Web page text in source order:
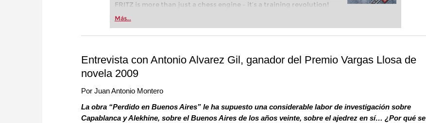
FRITZ is more than just a chess engine – it’s a training revolution!
Whether you’re taking your first steps into the world of club chess,
more efficiently, intelligently and with a more personalised
Más...
Entrevista con Antonio Alvarez Gil, ganador del Premio Vargas Llosa de
novela 2009
Por Juan Antonio Montero
La obra “Perdido en Buenos Aires” le ha supuesto una considerable labor de investigación sobre
Capablanca y Alekhine, sobre el Buenos Aires de los años veinte, sobre el ajedrez en sí… ¿Por qué se